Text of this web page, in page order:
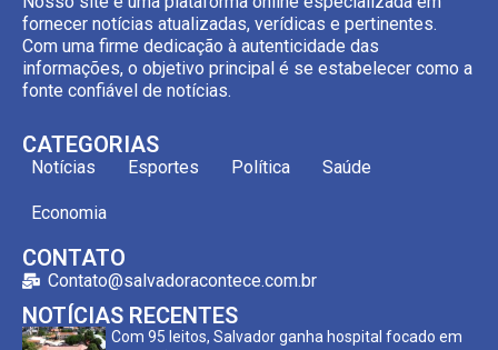
fornecer notícias atualizadas, verídicas e pertinentes.
Com uma firme dedicação à autenticidade das
informações, o objetivo principal é se estabelecer como a
fonte confiável de notícias.
CATEGORIAS
Notícias Esportes Política Saúde
Economia
CONTATO
Contato@salvadoracontece.com.br
NOTÍCIAS RECENTES
Com 95 leitos, Salvador ganha hospital focado em